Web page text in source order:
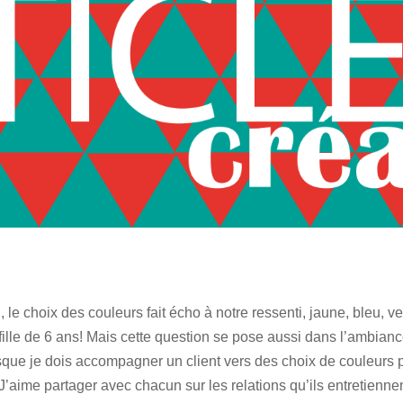
le choix des couleurs fait écho à notre ressenti, jaune, bleu,
de 6 ans! Mais cette question se pose aussi dans
je dois accompagner un client vers des choix de couleurs
partager avec chacun sur les relations qu’ils